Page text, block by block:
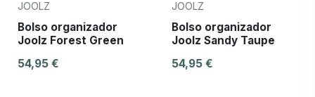
JOOLZ
Bolso organizador
Joolz Forest Green
54,95 €
JOOLZ
Bolso organizador
Joolz Sandy Taupe
54,95 €